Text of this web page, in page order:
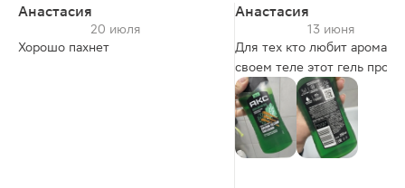
Анастасия
20 июля
Хорошо пахнет
Анастасия
13 июня
Для тех кто любит аромат
своем теле этот гель
идеален! Купила мужу, но
особенно в жаркую погоду
пользуюсь сама данным
под струёй прохладной